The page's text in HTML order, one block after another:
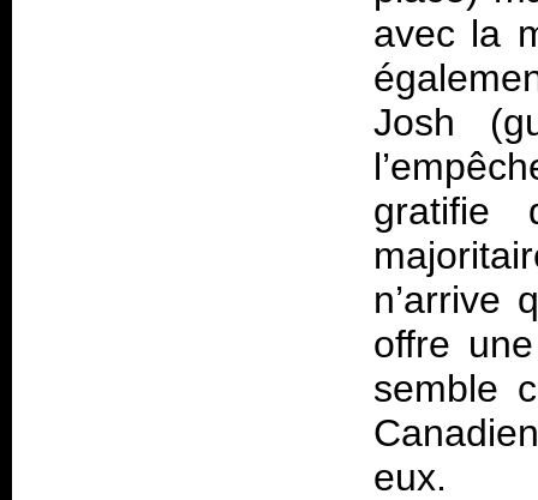
avec la
Josh
n’arrive
offre
semble
eux.